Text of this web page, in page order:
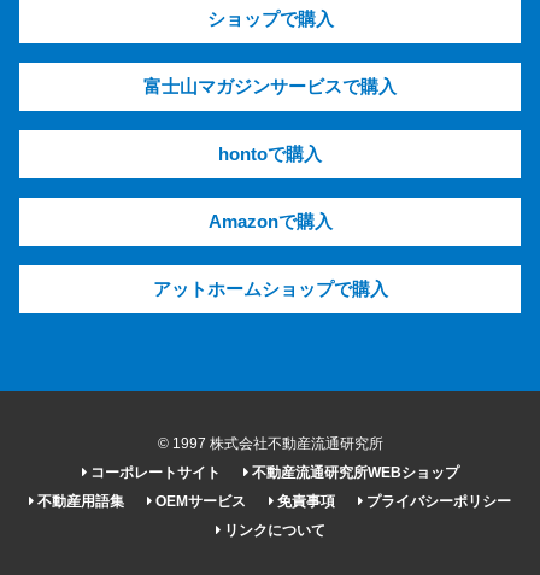
ショップで購入
富士山マガジンサービスで購入
hontoで購入
Amazonで購入
アットホームショップで購入
© 1997 株式会社不動産流通研究所
コーポレートサイト
不動産流通研究所WEBショップ
不動産用語集
OEMサービス 免責事項
プライバシーポリシー
リンクについて